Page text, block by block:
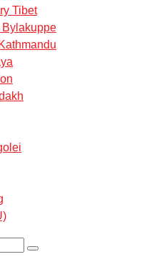
Tibet
Bylakuppe